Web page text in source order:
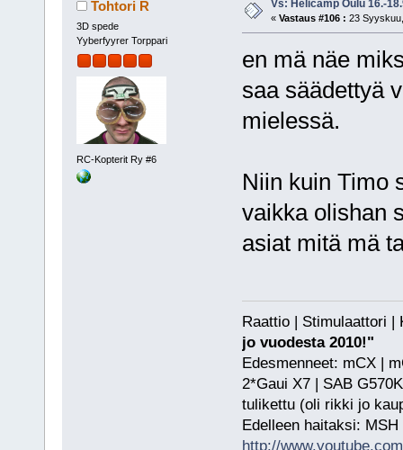
Tohtori R
3D spede
Yyberfyyrer Torppari
RC-Kopterit Ry #6
Vs: Helicamp Oulu 16.-
« Vastaus #106 : 23
en mä näe
saa säädettyä
mielessä.
Niin kuin Timo
vaikka olishan
asiat mitä mä
Raattio |
jo vuodesta 2010!"
Edesmenneet: mCX |
2*Gaui X7 | SAB
tulikettu (oli rikki jo
Edelleen haitaksi:
http://